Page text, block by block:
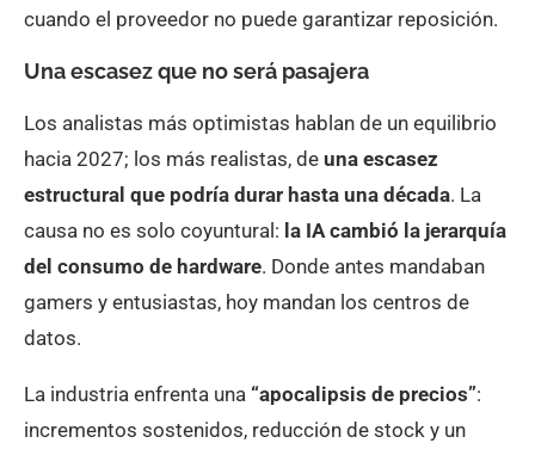
cuando el proveedor no puede garantizar reposición.
Una escasez que no será pasajera
Los analistas más optimistas hablan de un equilibrio
hacia 2027; los más realistas, de una escasez
estructural que podría durar hasta una década. La
causa no es solo coyuntural: la IA cambió la jerarquía
del consumo de hardware. Donde antes mandaban
gamers y entusiastas, hoy mandan los centros de
datos.
La industria enfrenta una “apocalipsis de precios”:
incrementos sostenidos, reducción de stock y un